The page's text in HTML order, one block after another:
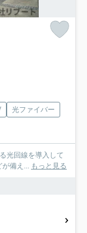
光ファイバー
光回線を導入して
備え... もっと見る